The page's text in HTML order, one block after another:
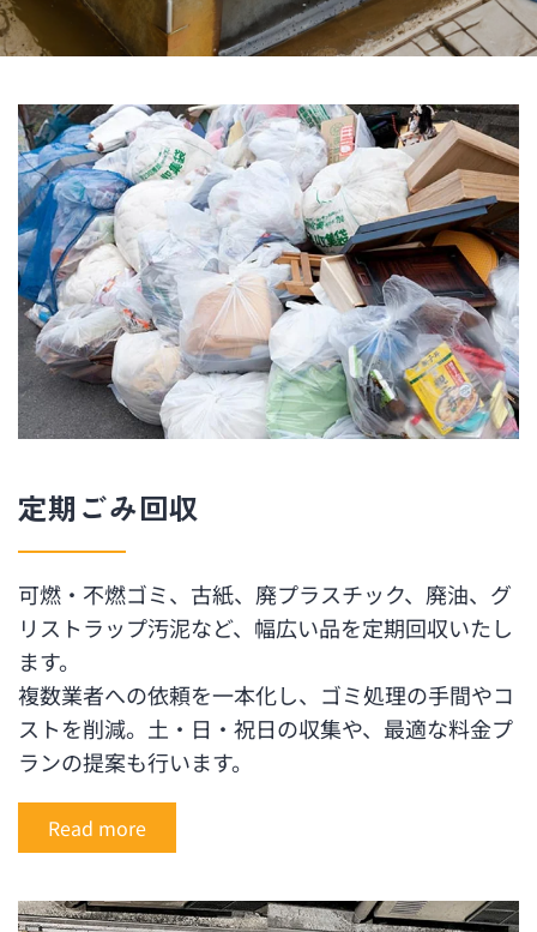
定期ごみ回収
可燃・不燃ゴミ、古紙、廃プラスチック、廃油、グ
リストラップ汚泥など、幅広い品を定期回収いたし
ます。
複数業者への依頼を一本化し、ゴミ処理の手間やコ
ストを削減。土・日・祝日の収集や、最適な料金プ
ランの提案も行います。
Read more